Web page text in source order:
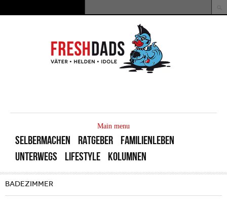
Suchformular
Main menu
SELBERMACHEN RATGEBER
FAMILIENLEBEN
UNTERWEGS
LIFESTYLE KOLUMNEN
BADEZIMMER